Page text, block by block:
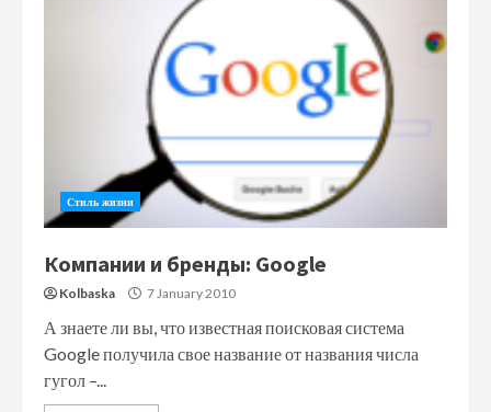
Стиль жизни
Компании и бренды: Google
Kolbaska 7 January 2010
А знаете ли вы, что известная поисковая система
Google получила свое название от названия числа
гугол –...